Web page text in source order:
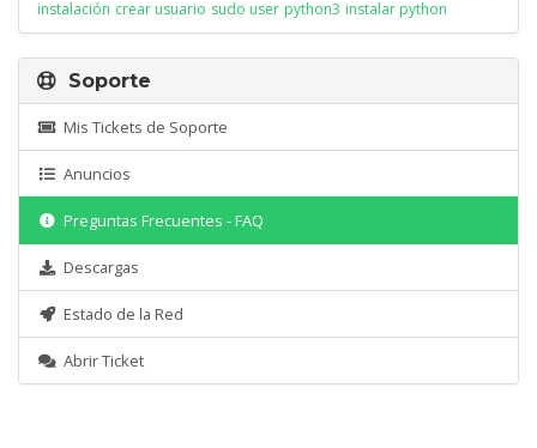
instalación crear usuario sudo user python3 instalar python
Soporte
Mis Tickets de Soporte
Anuncios
Preguntas Frecuentes - FAQ
Descargas
Estado de la Red
Abrir Ticket